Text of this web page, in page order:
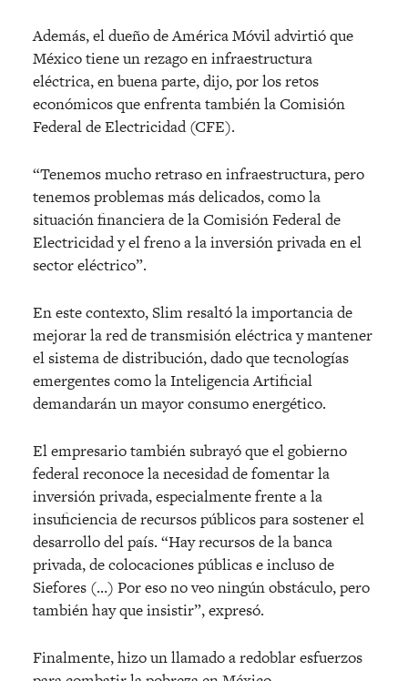
Además, el dueño de América Móvil advirtió que
México tiene un rezago en infraestructura
eléctrica, en buena parte, dijo, por los retos
económicos que enfrenta también la Comisión
Federal de Electricidad (CFE).
“Tenemos mucho retraso en infraestructura, pero
tenemos problemas más delicados, como la
situación financiera de la Comisión Federal de
Electricidad y el freno a la inversión privada en el
sector eléctrico”.
En este contexto, Slim resaltó la importancia de
mejorar la red de transmisión eléctrica y mantener
el sistema de distribución, dado que tecnologías
emergentes como la Inteligencia Artificial
demandarán un mayor consumo energético.
El empresario también subrayó que el gobierno
federal reconoce la necesidad de fomentar la
inversión privada, especialmente frente a la
insuficiencia de recursos públicos para sostener el
desarrollo del país. “Hay recursos de la banca
privada, de colocaciones públicas e incluso de
Siefores (…) Por eso no veo ningún obstáculo, pero
también hay que insistir”, expresó.
Finalmente, hizo un llamado a redoblar esfuerzos